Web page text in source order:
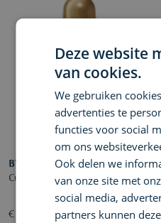
BYREDO PARFUMS
Cuir Sellier Extrait de Parfum
€ 340,00
Deze website
van cookies.
We gebruiken
advertenties te
functies voor social
om ons
Ook delen we
van onze site met
social media,
partners kunnen